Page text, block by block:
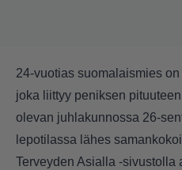
24-vuotias suomalaismies
joka liittyy peniksen
olevan juhlakunnossa 26-
lepotilassa lähes
Terveyden Asialla -sivustolla